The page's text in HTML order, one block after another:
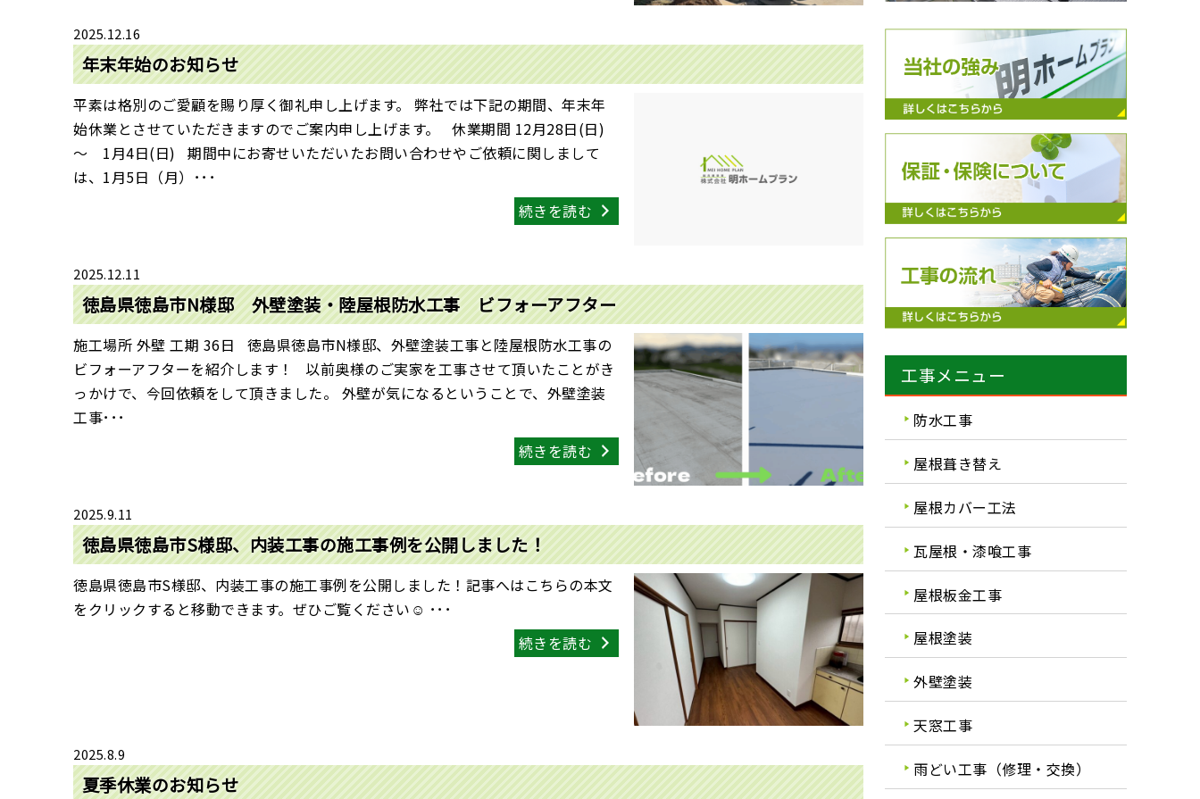
2025.12.16
年末年始のお知らせ
平素は格別のご愛顧を賜り厚く御礼申し上げます。 弊社では下記の期間、年末年
始休業とさせていただきますのでご案内申し上げます。 休業期間 12月28日(日)
～ 1月4日(日) 期間中にお寄せいただいたお問い合わせやご依頼に関しまして
は、1月5日（月）･･･
続きを読む
2025.12.11
徳島県徳島市N様邸 外壁塗装・陸屋根防水工事 ビフォーアフター
施工場所 外壁 工期 36日 徳島県徳島市N様邸、外壁塗装工事と陸屋根防水工事の
ビフォーアフターを紹介します！ 以前奥様のご実家を工事させて頂いたことがき
っかけで、今回依頼をして頂きました。 外壁が気になるということで、外壁塗装
工事･･･
続きを読む
2025.9.11
徳島県徳島市S様邸、内装工事の施工事例を公開しました！
徳島県徳島市S様邸、内装工事の施工事例を公開しました！記事へはこちらの本文
をクリックすると移動できます。ぜひご覧ください☺ ･･･
続きを読む
2025.8.9
夏季休業のお知らせ
工事メニュー
防水工事
屋根葺き替え
屋根カバー工法
瓦屋根・漆喰工事
屋根板金工事
屋根塗装
外壁塗装
天窓工事
雨どい工事（修理・交換）